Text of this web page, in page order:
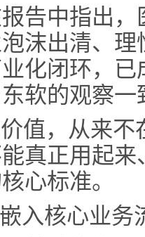
中指出，
沫出清、
化闭环，
软的观察一
，从来不
真正用起
心标准。
嵌入核心业务